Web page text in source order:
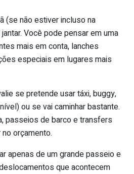
(se não estiver incluso na
Você pode pensar em uma
mais em conta, lanches
especiais em lugares mais
se pretende usar táxi, buggy,
ou se vai caminhar bastante.
passeios de barco e transfers
orçamento.
apenas de um grande passeio e
que acontecem